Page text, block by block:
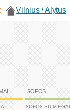
Vilnius / Alytus
SOFOS
SOFOS SU